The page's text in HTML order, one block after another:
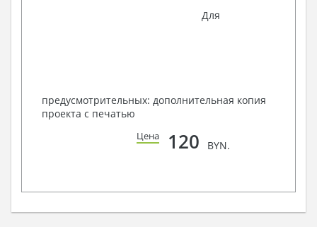
Для
предусмотрительных: дополнительная копия
проекта с печатью
Цена 120 BYN.